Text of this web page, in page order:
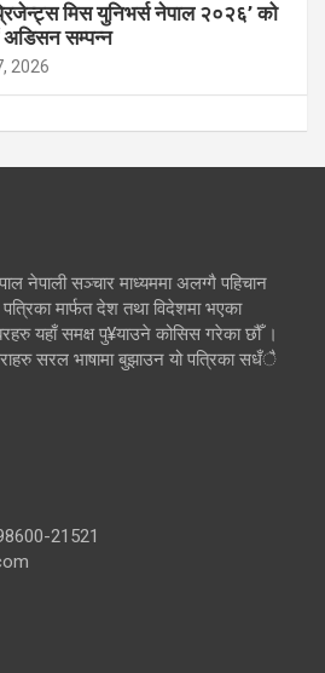
मिस युनिभर्स नेपाल २०२६’ को
अडिसन सम्पन्न
2026
नेपाली सञ्चार माध्यममा अलग्गै पहिचान
मार्फत देश तथा विदेशमा भएका
यहाँ समक्ष पु¥याउने कोसिस गरेका छौँ ।
सरल भाषामा बुझाउन यो पत्रिका सधँै
21521